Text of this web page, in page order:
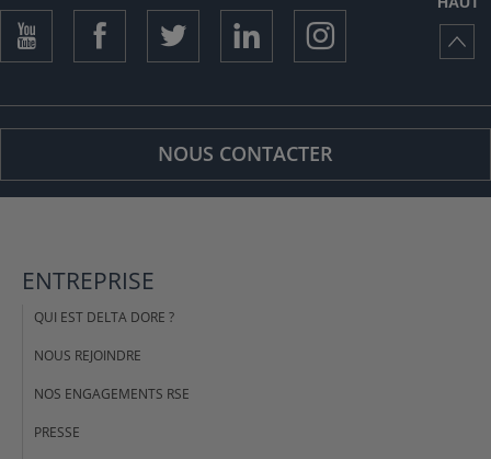
NOUS CONTACTER
ENTREPRISE
QUI EST DELTA DORE ?
NOUS REJOINDRE
NOS ENGAGEMENTS RSE
PRESSE